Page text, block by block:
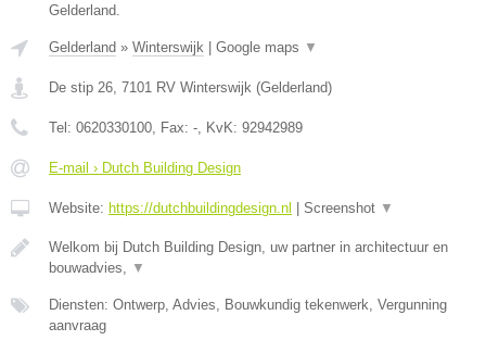
Gelderland.
Gelderland » Winterswijk | Google maps ▼
De stip 26 7101 RV Winterswijk (Gelderland)
Tel: 0620330100 , Fax: - , KvK: 92942989
E-mail › Dutch Building Design
Website: https://dutchbuildingdesign.nl | Screenshot ▼
Welkom bij Dutch Building Design, uw partner in architectuur en
bouwadvies,
▼
Diensten: Ontwerp, Advies, Bouwkundig tekenwerk, Vergunning
aanvraag